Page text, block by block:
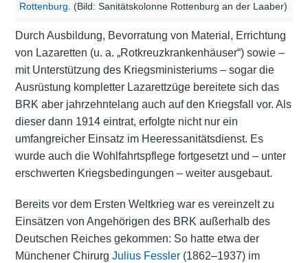
Rottenburg. (Bild: Sanitätskolonne Rottenburg an der Laaber)
Durch Ausbildung, Bevorratung von Material, Errichtung
von Lazaretten (u. a. „Rotkreuzkrankenhäuser“) sowie –
mit Unterstützung des Kriegsministeriums – sogar die
Ausrüstung kompletter Lazarettzüge bereitete sich das
BRK aber jahrzehntelang auch auf den Kriegsfall vor. Als
dieser dann 1914 eintrat, erfolgte nicht nur ein
umfangreicher Einsatz im Heeressanitätsdienst. Es
wurde auch die Wohlfahrtspflege fortgesetzt und – unter
erschwerten Kriegsbedingungen – weiter ausgebaut.
Bereits vor dem Ersten Weltkrieg war es vereinzelt zu
Einsätzen von Angehörigen des BRK außerhalb des
Deutschen Reiches gekommen: So hatte etwa der
Münchener Chirurg Julius Fessler(1862–1937) im